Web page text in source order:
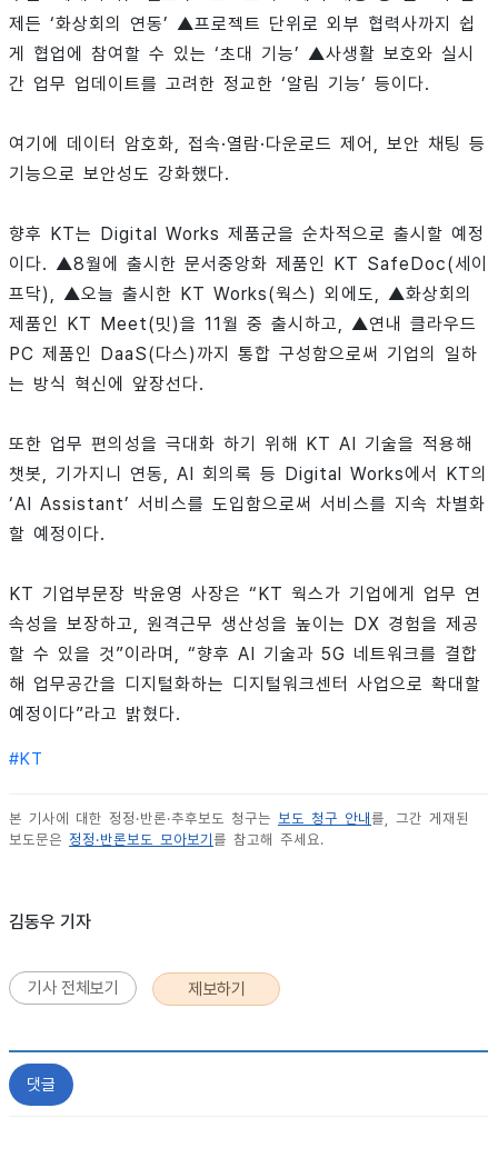
제든 ‘화상회의 연동’ ▲프로젝트 단위로 외부 협력사까지 쉽
게 협업에 참여할 수 있는 ‘초대 기능’ ▲사생활 보호와 실시
간 업무 업데이트를 고려한 정교한 ‘알림 기능’ 등이다.
여기에 데이터 암호화, 접속·열람·다운로드 제어, 보안 채팅 등
기능으로 보안성도 강화했다.
향후 KT는 Digital Works 제품군을 순차적으로 출시할 예정
이다. ▲8월에 출시한 문서중앙화 제품인 KT SafeDoc(세이
프닥), ▲오늘 출시한 KT Works(웍스) 외에도, ▲화상회의
제품인 KT Meet(밋)을 11월 중 출시하고, ▲연내 클라우드
PC 제품인 DaaS(다스)까지 통합 구성함으로써 기업의 일하
는 방식 혁신에 앞장선다.
또한 업무 편의성을 극대화 하기 위해 KT AI 기술을 적용해
챗봇, 기가지니 연동, AI 회의록 등 Digital Works에서 KT의
‘AI Assistant’ 서비스를 도입함으로써 서비스를 지속 차별화
할 예정이다.
KT 기업부문장 박윤영 사장은 “KT 웍스가 기업에게 업무 연
속성을 보장하고, 원격근무 생산성을 높이는 DX 경험을 제공
할 수 있을 것”이라며, “향후 AI 기술과 5G 네트워크를 결합
해 업무공간을 디지털화하는 디지털워크센터 사업으로 확대할
예정이다”라고 밝혔다.
#KT
본 기사에 대한 정정·반론·추후보도 청구는 보도 청구 안내를, 그간 게재된
보도문은 정정·반론보도 모아보기를 참고해 주세요.
김동우 기자
기사 전체보기 제보하기
댓글